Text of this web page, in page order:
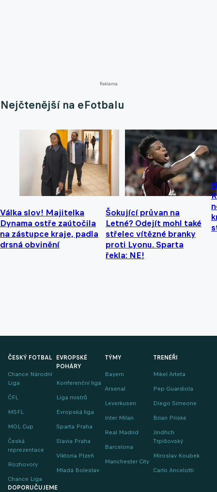
Reklama
Nejčtenější na eFotbalu
Válka slov! Majitelka
Dynama ostře zaútočila
na zástupce kraje, padla
drsná obvinění
Šokující průvan na
Letné? Odejít mohl také
střelec vítězné branky
proti Lyonu. Sparta
řekla: NE!
ČESKÝ FOTBAL
Chance Národní
Liga
ČFL
MSFL
MOL Cup
Česká
reprezentace
Rozhovory
Chance Liga
EVROPSKÉ
POHÁRY
Konferenční liga
Liga mistrů
Evropská liga
Sparta Praha
Slavia Praha
Viktoria Plzeň
Mladá Boleslav
TÝMY
Bayern
Arsenal
Leverkusen
Inter Milan
Real Madrid
Barcelona
Manchester City
TRENÉŘI
Mikel Arteta
Pep Guardiola
Diego Simeone
Brian Priske
Jindřich
Trpišovský
Miroslav Koubek
Carlo Ancelotti
DOPORUČUJEME